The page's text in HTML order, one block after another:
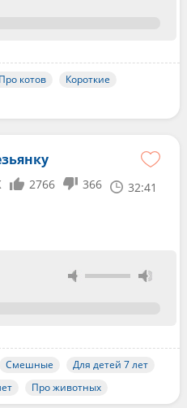
Про котов
Короткие
2766 366 32:41
Смешные
Для детей 7 лет
Про животных